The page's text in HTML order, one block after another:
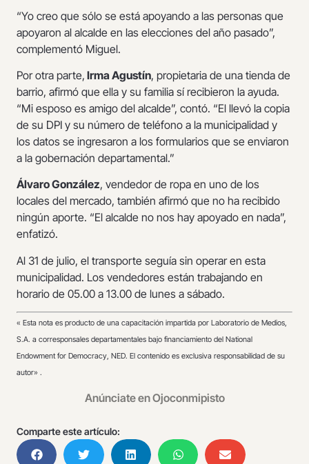
“Yo creo que sólo se está apoyando a las personas que
apoyaron al alcalde en las elecciones del año pasado”,
complementó Miguel.
Por otra parte, Irma Agustín, propietaria de una tienda de
barrio, afirmó que ella y su familia sí recibieron la ayuda.
“Mi esposo es amigo del alcalde”, contó. “El llevó la copia
de su DPI y su número de teléfono a la municipalidad y
los datos se ingresaron a los formularios que se enviaron
a la gobernación departamental.”
Álvaro González, vendedor de ropa en uno de los
locales del mercado, también afirmó que no ha recibido
ningún aporte. “El alcalde no nos hay apoyado en nada”,
enfatizó.
Al 31 de julio, el transporte seguía sin operar en esta
municipalidad. Los vendedores están trabajando en
horario de 05.00 a 13.00 de lunes a sábado.
« Esta nota es producto de una capacitación impartida por Laboratorio de Medios,
S.A. a corresponsales departamentales bajo financiamiento del National
Endowment for Democracy, NED. El contenido es exclusiva responsabilidad de su
autor» .
Anúnciate en Ojoconmipisto
Comparte este artículo: